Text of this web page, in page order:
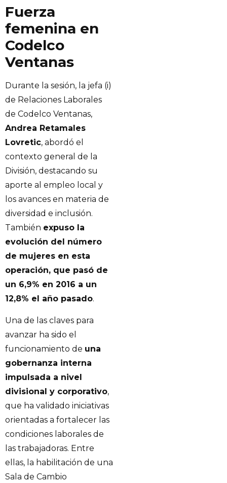
Fuerza
femenina en
Codelco
Ventanas
Durante la sesión, la jefa (i)
de Relaciones Laborales
de Codelco Ventanas,
Andrea Retamales
Lovretic, abordó el
contexto general de la
División, destacando su
aporte al empleo local y
los avances en materia de
diversidad e inclusión.
También expuso la
evolución del número
de mujeres en esta
operación, que pasó de
un 6,9% en 2016 a un
12,8% el año pasado.
Una de las claves para
avanzar ha sido el
funcionamiento de una
gobernanza interna
impulsada a nivel
divisional y corporativo,
que ha validado iniciativas
orientadas a fortalecer las
condiciones laborales de
las trabajadoras. Entre
ellas, la habilitación de una
Sala de Cambio